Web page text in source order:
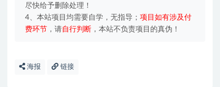
尽快给予删除处理！
4、本站项目均需要自学，无指导； 项目如有涉及付
费环节 ，请自行判断 ，本站不负责项目的真伪！
海报 链接